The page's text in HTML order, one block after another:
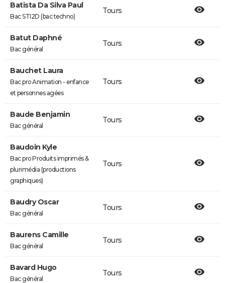
Batista Da Silva Paul
Bac STI2D (bac techno)
Tours
Batut Daphné
Bac général
Tours
Bauchet Laura
Bac pro Animation - enfance
et personnes agées
Tours
Baude Benjamin
Bac général
Tours
Baudoin Kyle
Bac pro Produits imprimés &
plurimédia (productions
graphiques)
Tours
Baudry Oscar
Bac général
Tours
Baurens Camille
Bac général
Tours
Bavard Hugo
Bac général
Tours